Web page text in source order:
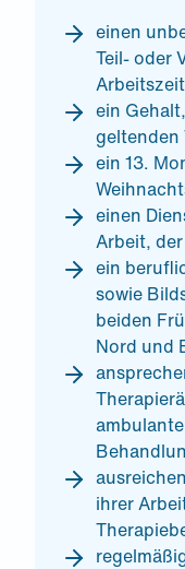
einen
Teil- oder
ein
geltenden
ein 13.
einen
Arbeit,
ein
sowie
beiden
Nord und
ihrer